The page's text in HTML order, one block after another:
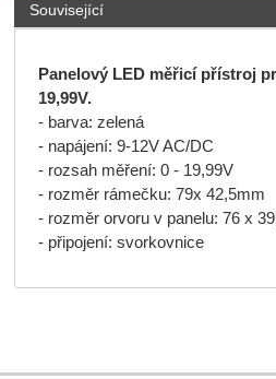
Související
Panelový LED měřicí přístroj
19,99V.
- barva: zelená
- napájení: 9-12V AC/DC
- rozsah měření: 0 - 19,99V
- rozměr rámečku: 79x 42,5mm
- rozměr orvoru v panelu: 76 x
- připojení: svorkovnice